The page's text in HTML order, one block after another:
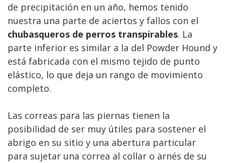
de precipitación en un año, hemos tenido
nuestra una parte de aciertos y fallos con el
chubasqueros de perros transpirables. La
parte inferior es similar a la del Powder Hound y
está fabricada con el mismo tejido de punto
elástico, lo que deja un rango de movimiento
completo.
Las correas para las piernas tienen la
posibilidad de ser muy útiles para sostener el
abrigo en su sitio y una abertura particular
para sujetar una correa al collar o arnés de su